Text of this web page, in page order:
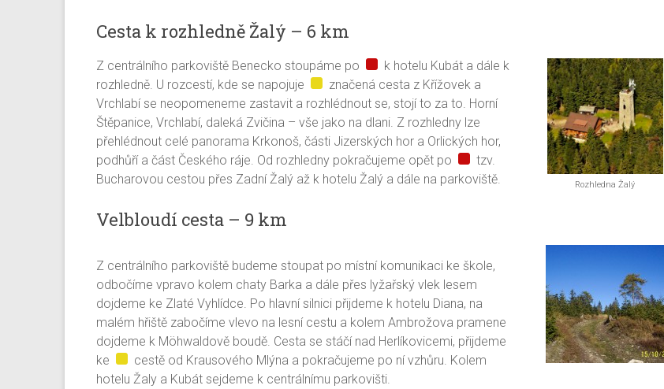
Cesta k rozhledně Žalý – 6 km
Rozhledna Žalý
Z centrálního parkoviště Benecko stoupáme po
k hotelu Kubát a dále k
rozhledně. U rozcestí, kde se napojuje
značená cesta z Křížovek a
Vrchlabí se neopomeneme zastavit a rozhlédnout se, stojí to za to. Horní
Štěpanice, Vrchlabí, daleká Zvičina – vše jako na dlani. Z rozhledny lze
přehlédnout celé panorama Krkonoš, části Jizerských hor a Orlických hor,
podhůří a část Českého ráje. Od rozhledny pokračujeme opět po
tzv.
Bucharovou cestou přes Zadní Žalý až k hotelu Žalý a dále na parkoviště.
Velbloudí cesta – 9 km
Z centrálního parkoviště budeme stoupat po místní komunikaci ke škole,
odbočíme vpravo kolem chaty Barka a dále přes lyžařský vlek lesem
dojdeme ke Zlaté Vyhlídce. Po hlavní silnici přijdeme k hotelu Diana, na
malém hřiště zabočíme vlevo na lesní cestu a kolem Ambrožova pramene
dojdeme k Möhwaldově boudě. Cesta se stáčí nad Herlíkovicemi, přijdeme
ke
cestě od Krausového Mlýna a pokračujeme po ní vzhůru. Kolem
hotelu Žaly a Kubát sejdeme k centrálnímu parkovišti.